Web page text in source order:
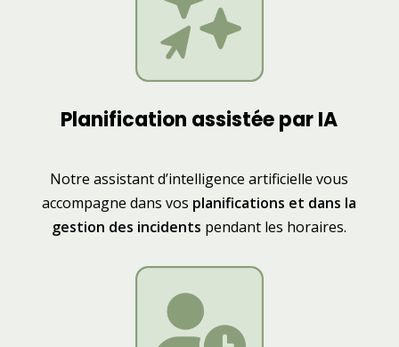
Planification assistée par IA
Notre assistant d’intelligence artificielle vous
accompagne dans vos planifications et dans la
gestion des incidents pendant les horaires.